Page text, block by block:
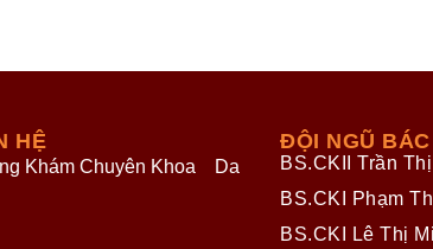
HỆ
Khám Chuyên Khoa Da
ĐỘI NGŨ BÁC
BS.CKII Trần
BS.CKI Phạm
BS.CKI Lê Thị